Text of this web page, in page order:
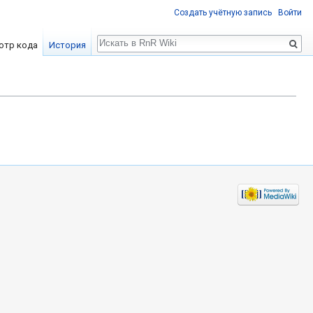
Создать учётную запись Войти
кода История
Поиск